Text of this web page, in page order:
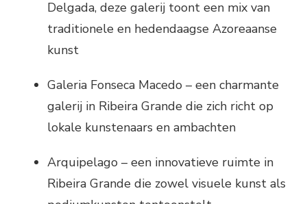
Delgada, deze galerij toont een mix van
traditionele en hedendaagse Azoreaanse
kunst
Galeria Fonseca Macedo – een charmante
galerij in Ribeira Grande die zich richt op
lokale kunstenaars en ambachten
Arquipelago – een innovatieve ruimte in
Ribeira Grande die zowel visuele kunst als